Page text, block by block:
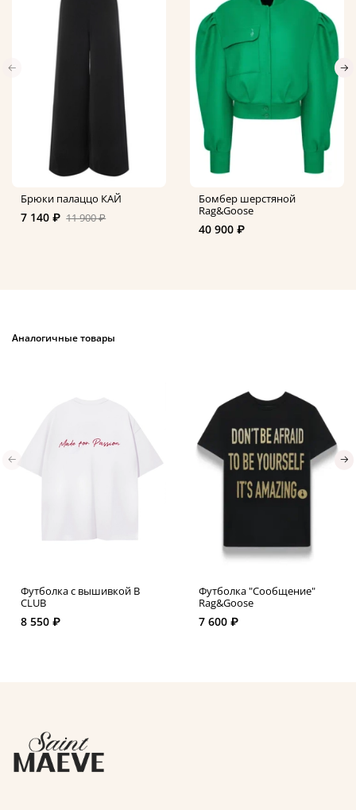
Брюки палаццо КАЙ
7 140 ₽ 11 900 ₽
Бомбер шерстяной
Rag&Goose
40 900 ₽
Аналогичные товары
Футболка с вышивкой B
CLUB
8 550 ₽
Футболка "Cообщение"
Rag&Goose
7 600 ₽